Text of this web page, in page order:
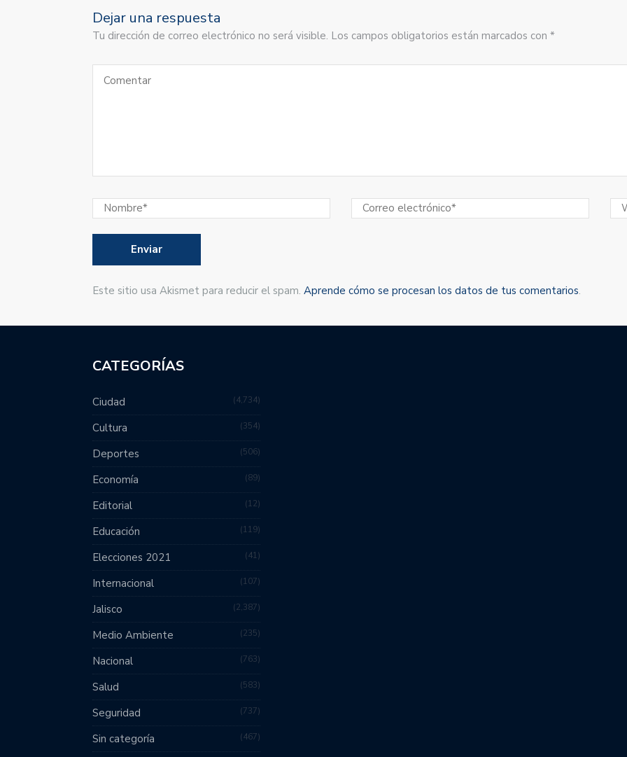
Dejar una respuesta
Tu dirección de correo electrónico no será visible. Los campos obligatorios están marcados con *
Este sitio usa Akismet para reducir el spam. Aprende cómo se procesan los datos de tus comentarios.
CATEGORÍAS
Ciudad 4,734
Cultura 354
Deportes 506
Economía 89
Editorial 12
Educación 119
Elecciones 2021 41
Internacional 107
Jalisco 2,387
Medio Ambiente 235
Nacional 763
Salud 583
Seguridad 737
Sin categoría 467